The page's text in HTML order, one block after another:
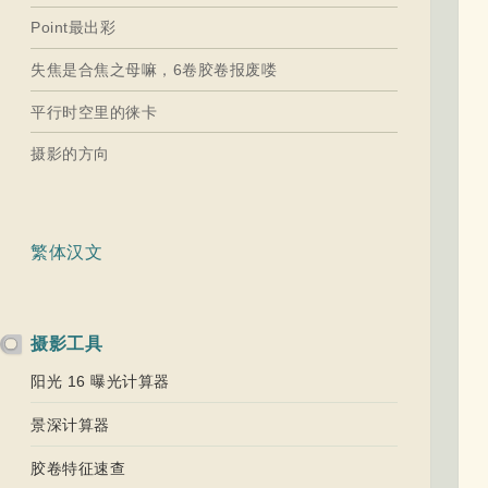
Point最出彩
失焦是合焦之母嘛，6卷胶卷报废喽
平行时空里的徕卡
摄影的方向
繁体汉文
摄影工具
阳光 16 曝光计算器
景深计算器
胶卷特征速查